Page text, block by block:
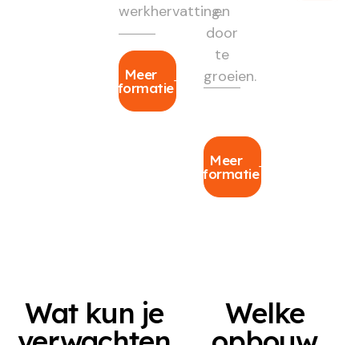
werkhervatting.
Meer
informatie
en
door
te
groeien.
Meer
informatie
Wat kun je Welke